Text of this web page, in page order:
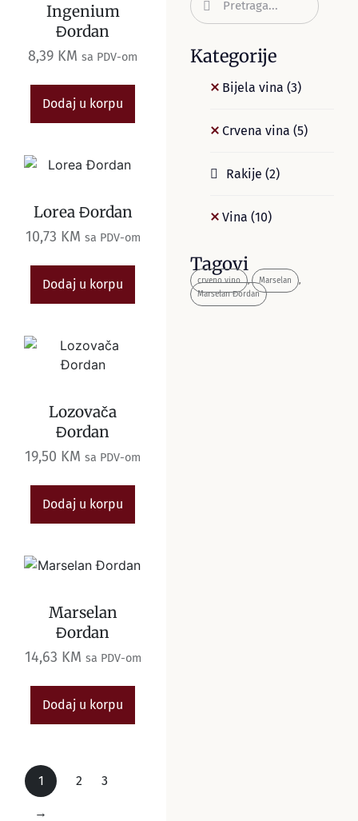
Kategorije
Bijela vina (3)
Crvena vina (5)
Rakije (2)
Vina (10)
Tagovi
crveno vino , Marselan
,
Marselan Đordan
Ingenium
Đordan
8,39 KM sa PDV-om
Dodaj u korpu
Lorea Đordan
10,73 KM sa PDV-om
Dodaj u korpu
Lozovača
Đordan
19,50 KM sa PDV-om
Dodaj u korpu
Marselan
Đordan
14,63 KM sa PDV-om
Dodaj u korpu
1 2 3
→